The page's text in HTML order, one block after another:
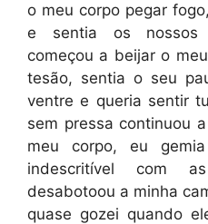
o meu corpo pegar
e sentia os nossos
começou a beijar o
tesão, sentia o seu
ventre e queria sentir
sem pressa continuou
meu corpo, eu
indescritível com
desabotoou a minha
quase gozei quando